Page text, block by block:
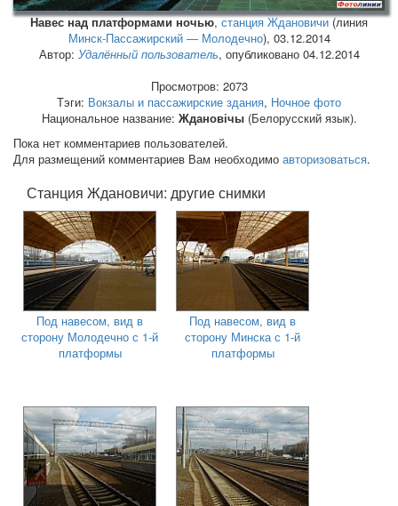
Навес над платформами ночью,станция Ждановичи (линия
Минск-Пассажирский — Молодечно), 03.12.2014
Автор: Удалённый пользователь, опубликовано 04.12.2014
Просмотров: 2073
Тэги: Вокзалы и пассажирские здания, Ночное фото
Национальное название: Ждановічы(Белорусский язык).
Пока нет комментариев пользователей.
Для размещений комментариев Вам необходимо авторизоваться.
Станция Ждановичи: другие снимки
Под навесом, вид в
сторону Молодечно с 1-й
платформы
Под навесом, вид в
сторону Минска с 1-й
платформы